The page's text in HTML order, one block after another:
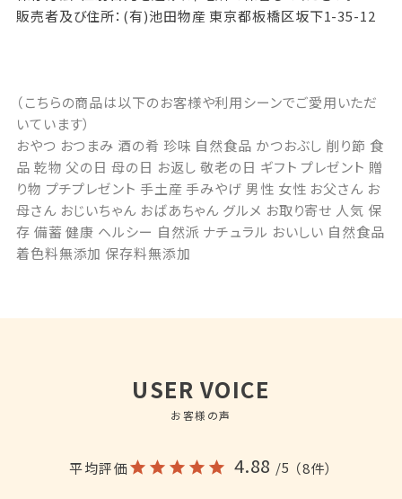
販売者及び住所：(有)池田物産 東京都板橋区坂下1-35-12
（こちらの商品は以下のお客様や利用シーンでご愛用いただ
いています）
おやつ おつまみ 酒の肴 珍味 自然食品 かつおぶし 削り節 食
品 乾物 父の日 母の日 お返し 敬老の日 ギフト プレゼント 贈
り物 プチプレゼント 手土産 手みやげ 男性 女性 お父さん お
母さん おじいちゃん おばあちゃん グルメ お取り寄せ 人気 保
存 備蓄 健康 ヘルシー 自然派 ナチュラル おいしい 自然食品
着色料無添加 保存料無添加
USER VOICE
お客様の声
平均評価 4.88 /5 （8件）